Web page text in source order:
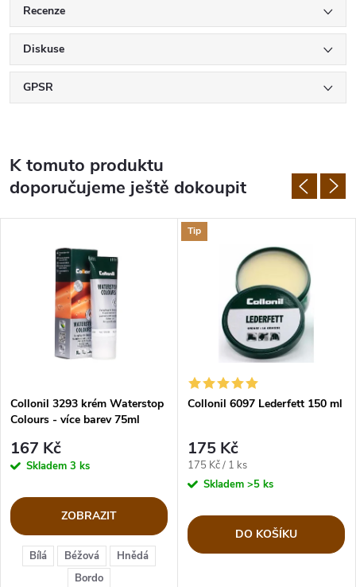
Recenze
Diskuse
GPSR
K tomuto produktu
doporučujeme ještě dokoupit
Bílá Béžová
Hnědá
Bordo
Collonil 3293 krém Waterstop
Colours - více barev 75ml
167 Kč
Skladem 3 ks
ZOBRAZIT
Tip
Collonil 6097 Lederfett 150 ml
175 Kč
Měrná
cena:
175 Kč / 1 ks
Skladem >5 ks
DO KOŠÍKU